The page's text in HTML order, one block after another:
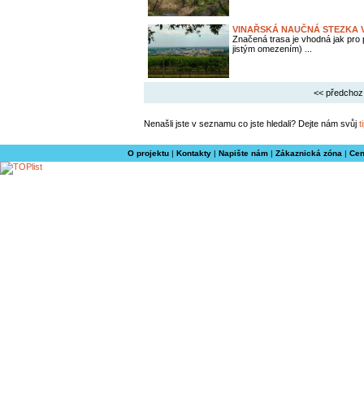
VINAŘSKÁ NAUČNÁ STEZKA
Značená trasa je vhodná jak
jistým omezením) ...
<<
Nenašli jste v seznamu co jste hledali? Dejte nám svůj
O projektu| Kontakty| Napište nám| Zákaznická zóna |